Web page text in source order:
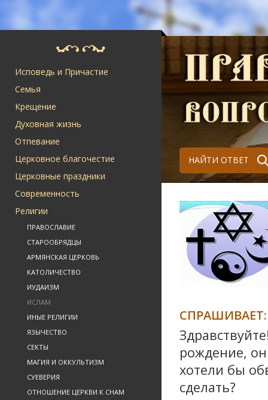
Исповедь и Причастие
Семья
Крещение
Духовная жизнь
Отпевание
Церковное благочестие
Церковные праздники
Современность
Религии
ПРАВОСЛАВИЕ
СТАРООБРЯДЦЫ
АРМЯНСКАЯ ЦЕРКОВЬ
КАТОЛИЧЕСТВО
ИУДАИЗМ
ИСЛАМ
ИНЫЕ РЕЛИГИИ
ЯЗЫЧЕСТВО
СЕКТЫ
МАГИЯ И ОККУЛЬТИЗМ
СУЕВЕРИЯ
ОТНОШЕНИЕ ЦЕРКВИ К СНАМ
НАЙТИ ОТВЕТ
СПРАШИВАЕТ:
рождение,
хотели бы
сделать?